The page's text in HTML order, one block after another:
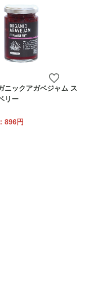
ニックアガベジャム ス
リー
896円